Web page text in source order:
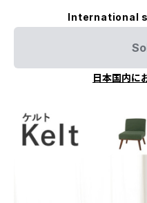
International
日本国内に